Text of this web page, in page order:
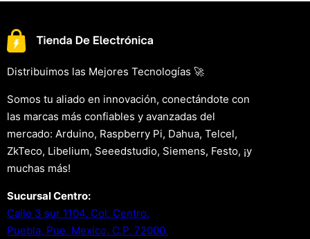
Distribuimos las Mejores Tecnologías 🚀
Somos tu aliado en innovación, conectándote con
las marcas más confiables y avanzadas del
mercado: Arduino, Raspberry Pi, Dahua, Telcel,
ZkTeco, Libelium, Seeedstudio, Siemens, Festo, ¡y
muchas más!
Sucursal Centro:
Calle 3 sur 1104, Col. Centro.
Puebla, Pue. Mexico. C.P. 72000.